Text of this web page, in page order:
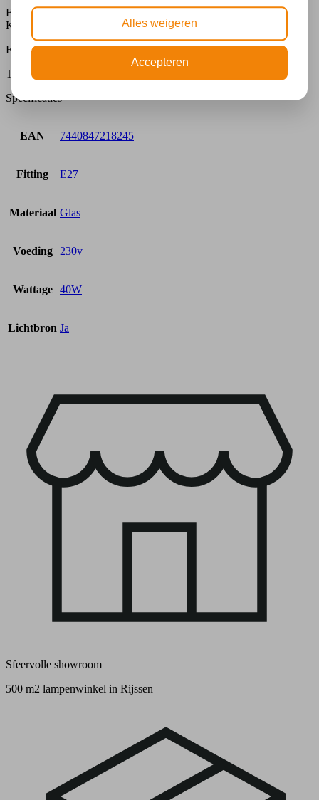
Bronskleurige ketting125 cm.
Kap25 x 35 cm.
E27 / 40 watt of spaarlamp naar keuze.
Tiffany hanglamp Ireland 97
Specificaties
EAN 7440847218245
Fitting E27
Materiaal Glas
Voeding 230v
Wattage 40W
Lichtbron Ja
Sfeervolle showroom
500 m2 lampenwinkel in Rijssen
Alles weigeren
Accepteren